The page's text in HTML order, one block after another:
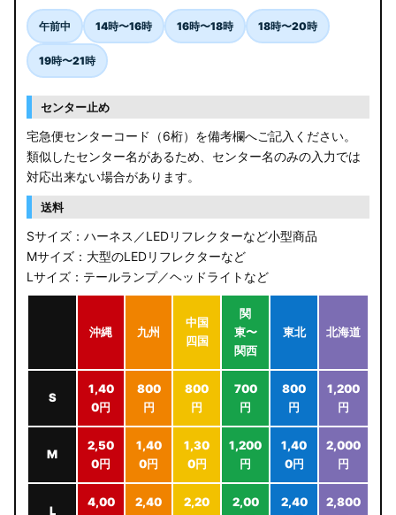
午前中 14時〜16時 16時〜18時 18時〜20時
19時〜21時
センター止め
宅急便センターコード（6桁）を備考欄へご記入ください。
類似したセンター名があるため、センター名のみの入力では
対応出来ない場合があります。
送料
Sサイズ：ハーネス／LEDリフレクターなど小型商品
Mサイズ：大型のLEDリフレクターなど
Lサイズ：テールランプ／ヘッドライトなど
沖縄 九州
中国
四国
関
東〜
関西
東北 北海道
S
1,40
0円
800
円
800
円
700
円
800
円
1,200
円
M
2,50
0円
1,40
0円
1,30
0円
1,200
円
1,40
0円
2,000
円
L
4,00
2,40
2,20
2,00
2,40
2,800